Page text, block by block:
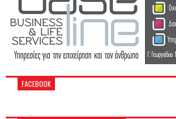
FACEBOOK